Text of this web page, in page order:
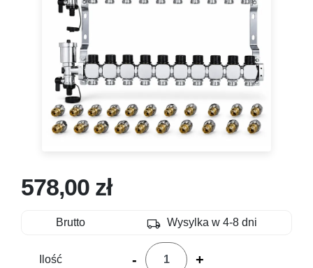
578,00 zł
Brutto local_shipping Wysylka w 4-8 dni
Ilość - +